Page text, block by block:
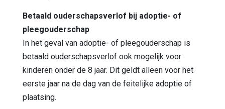
Betaald ouderschapsverlof bij adoptie- of
pleegouderschap
In het geval van adoptie- of pleegouderschap is
betaald ouderschapsverlof ook mogelijk voor
kinderen onder de 8 jaar. Dit geldt alleen voor het
eerste jaar na de dag van de feitelijke adoptie of
plaatsing.